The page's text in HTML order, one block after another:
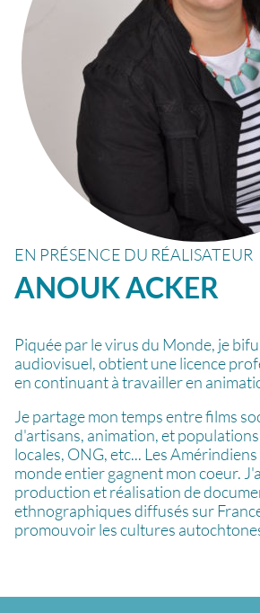
EN PRÉSENCE DU RÉALISATEUR
ANOUKACKER
Piquée par le virus du Monde, je
audiovisuel, obtient une licence
en continuant à travailler en
Je partage mon temps entre films
d'artisans, animation, et
locales, ONG, etc... Les
monde entier gagnent mon coeur.
production et réalisation de
ethnographiques diffusés sur
promouvoir les cultures